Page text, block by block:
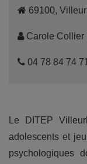
69100,
Carole Collier
04 78 84 74 71
Le DITEP
adolescents et
psychologiques